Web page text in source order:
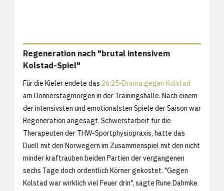
Regeneration nach "brutal intensivem
Kolstad-Spiel"
Für die Kieler endete das 26:25-Drama gegen Kolstad
am Donnerstagmorgen in der Trainingshalle. Nach einem
der intensivsten und emotionalsten Spiele der Saison war
Regeneration angesagt. Schwerstarbeit für die
Therapeuten der THW-Sportphysiopraxis, hatte das
Duell mit den Norwegern im Zusammenspiel mit den nicht
minder kraftrauben beiden Partien der vergangenen
sechs Tage doch ordentlich Körner gekostet. "Gegen
Kolstad war wirklich viel Feuer drin", sagte Rune Dahmke